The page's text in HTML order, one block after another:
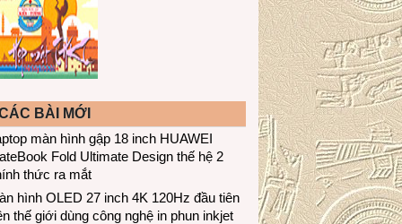
BÀI MỚI
màn hình gập 18 inch HUAWEI
Fold Ultimate Design thế hệ 2
thức ra mắt
hình OLED 27 inch 4K 120Hz đầu tiên
thế giới dùng công nghệ in phun inkjet